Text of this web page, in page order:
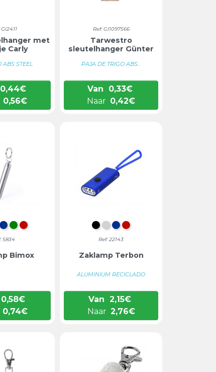
met
Carly
ABS STEEL
0,44€
0,56€
Ref: GI1097566
Tarwestro
sleutelhanger Günter
PAJA DE TRIGO ABS...
Van 0,33€
Naar 0,42€
BLAUW
GROEN
ROOD
5834
Bimox
0,58€
0,74€
ZWART
ZILVER
BLAUW
ROOD
Ref: 22143
Zaklamp Terbon
ALUMINIUM RECICLADO
Van 2,15€
Naar 2,76€